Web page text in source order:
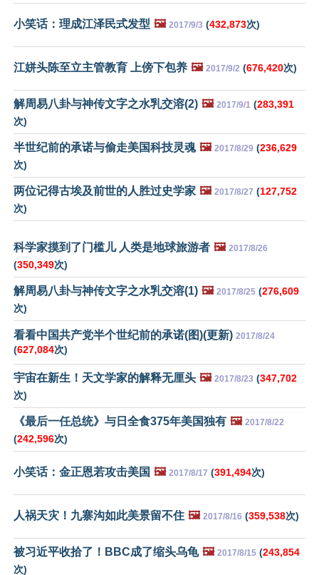
小笑话：理成江泽民式发型 🖼️ 2017/9/3 (432,873次)
江姘头陈至立主管教育 上傍下包养 🖼️ 2017/9/2 (676,420次)
解周易八卦与神传文字之水乳交溶(2) 🖼️ 2017/9/1 (283,391
次)
半世纪前的承诺与偷走美国科技灵魂 🖼️ 2017/8/29 (236,629
次)
两位记得古埃及前世的人胜过史学家 🖼️ 2017/8/27 (127,752
次)
科学家摸到了门槛儿 人类是地球旅游者 🖼️ 2017/8/26
(350,349次)
解周易八卦与神传文字之水乳交溶(1) 🖼️ 2017/8/25 (276,609
次)
看看中国共产党半个世纪前的承诺(图)(更新) 2017/8/24
(627,084次)
宇宙在新生！天文学家的解释无厘头 🖼️ 2017/8/23 (347,702
次)
《最后一任总统》与日全食375年美国独有 🖼️ 2017/8/22
(242,596次)
小笑话：金正恩若攻击美国 🖼️ 2017/8/17 (391,494次)
人祸天灾！九寨沟如此美景留不住 🖼️ 2017/8/16 (359,538次)
被习近平收拾了！BBC成了缩头乌龟 🖼️ 2017/8/15 (243,854
次)